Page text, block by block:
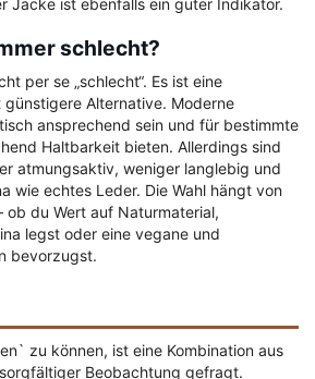
Jacke ist ebenfalls ein guter Indikator.
schlecht?
per se „schlecht“. Es ist eine
Alternative. Moderne
ansprechend sein und für bestimmte
Haltbarkeit bieten. Allerdings sind
atmungsaktiv, weniger langlebig und
wie echtes Leder. Die Wahl hängt von
ob du Wert auf Naturmaterial,
legst oder eine vegane und
bevorzugst.
zu können, ist eine Kombination aus
Beobachtung gefragt.